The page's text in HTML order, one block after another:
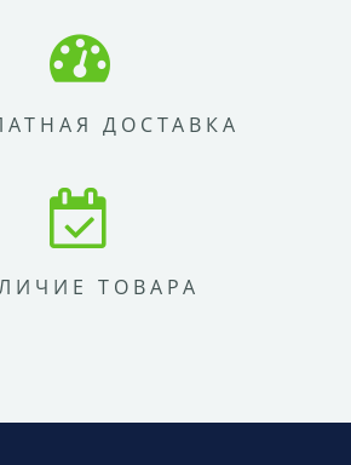
ДОСТАВКА
ТОВАРА